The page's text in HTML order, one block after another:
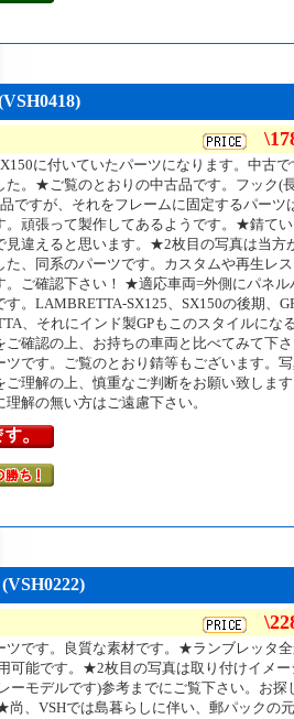
に付いていたパーツになります。中古で
た。★ご覧のとおりの中古品です。フック(
ですが、それをフレームに固定するパーツ
。頑張って製作してあるようです。★錆てい
見違えると思います。★2枚目の写真は当方
、同系のパーツです。カスタムや再生レス
。ご確認下さい！ ★適応車両=外側にパネル
。LAMBRETTA-SX125、SX150の後期、
、それにインド製GPもこのスタイルにな
ご確認の上、お持ちの車両と比べてみて下さ
です。ご覧のとおり錆等もございます。
理解の上、慎重なご判断をお願い致します
解の無い方はご遠慮下さい。
です。良質な素材です。★ランブレッタ
可能です。★2枚目の写真は取り付けイメー
ーモデルです)参考までにご覧下さい。お探
、VSHでは島暮らしに伴い、郵パックの